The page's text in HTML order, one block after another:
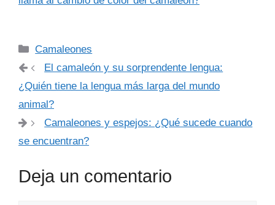
Categorías
Camaleones
El camaleón y su sorprendente lengua:
¿Quién tiene la lengua más larga del mundo
animal?
Camaleones y espejos: ¿Qué sucede cuando
se encuentran?
Deja un comentario